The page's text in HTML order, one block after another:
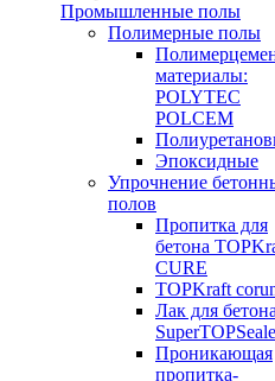
Промышленные полы
Полимерные полы
материалы:
POLYTEC
POLCEM
Эпоксидные
Упрочнение
полов
Пропитка для
бетона
CURE
TOPKraft
Лак для бетона
Проникающая
пропитка-